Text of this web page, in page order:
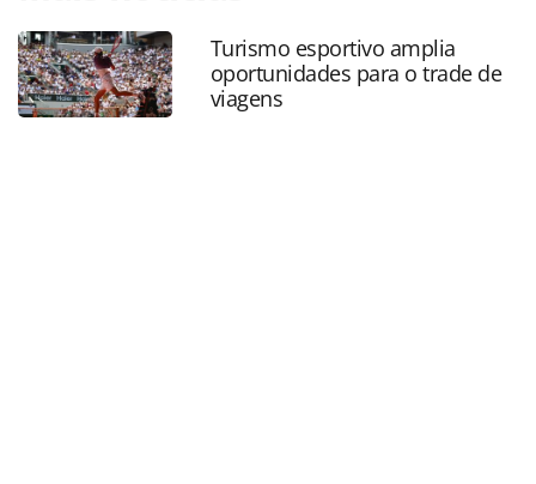
politica/2024/04/abav-abracorp-braztoa-e-clia-defendem-
perse-em-audiencia-na-camara_204666.html ou as
ferramentas oferecidas na página. Todo o conteúdo
produzido pela PANROTAS Editora é protegido pela
legislação brasileira sobre direito autoral. Não reproduza o
Turismo esportivo amplia
oportunidades para o trade de
viagens